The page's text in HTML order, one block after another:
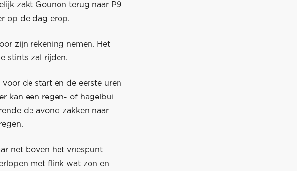
zakt Gounon terug naar P9
op de dag erop.
zijn rekening nemen. Het
stints zal rijden.
de start en de eerste uren
kan een regen- of hagelbui
de avond zakken naar
net boven het vriespunt
met flink wat zon en